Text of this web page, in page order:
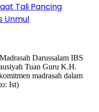
Tali Pancing
Unmul